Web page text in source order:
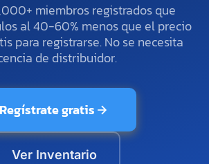
miembros registrados que
al 40-60% menos que el precio
para registrarse. No se necesita
de distribuidor.
Regístrate gratis
Ver Inventario